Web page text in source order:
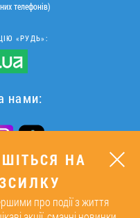
телефонів)
«РУДЬ»:
нами:
РОЗСИЛКУ
ОК
НА
про події з життя